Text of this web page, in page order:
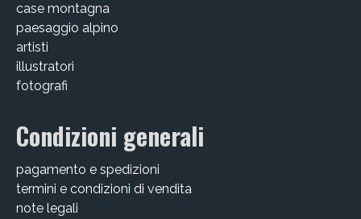
case montagna
paesaggio alpino
artisti
illustratori
fotografi
Condizioni generali
pagamento e spedizioni
termini e condizioni di vendita
note legali